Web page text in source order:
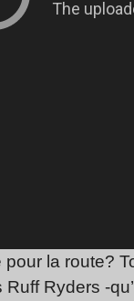
la route?
Ruff Ryders -